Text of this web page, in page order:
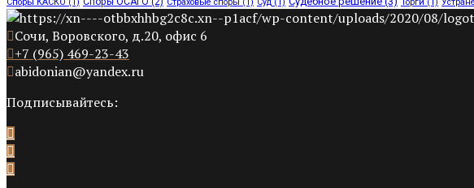
Споры КАСКО (1) Страховые споры (1) Суд (1) Торги (1)
Сочи, Воровского, д.20, офис 6
+7 (965) 469-23-43
abidonian@yandex.ru
Подписывайтесь: